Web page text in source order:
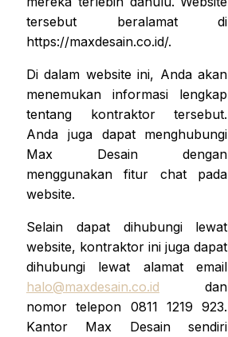
tersebut beralamat di
https://maxdesain.co.id/.
Di dalam website ini, Anda akan
menemukan informasi lengkap
tentang kontraktor tersebut.
Anda juga dapat menghubungi
Max Desain dengan
menggunakan fitur chat pada
website.
Selain dapat dihubungi lewat
website, kontraktor ini juga dapat
dihubungi lewat alamat email
halo@maxdesain.co.id dan
nomor telepon 0811 1219 923.
Kantor Max Desain sendiri